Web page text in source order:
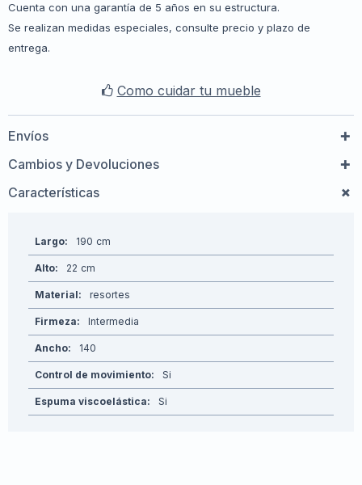
Cuenta con una garantía de 5 años en su estructura.
Se realizan medidas especiales, consulte precio y plazo de
entrega.
Como cuidar tu mueble
Envíos
Cambios y Devoluciones
Características
Largo 190
Alto 22
Material resortes
Firmeza Intermedia
Ancho 140
Control de movimiento Si
Espuma viscoelástica Si